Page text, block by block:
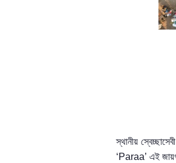
স্থানীয় স্বেচ্ছাসেবী
‘Paraa’ এই